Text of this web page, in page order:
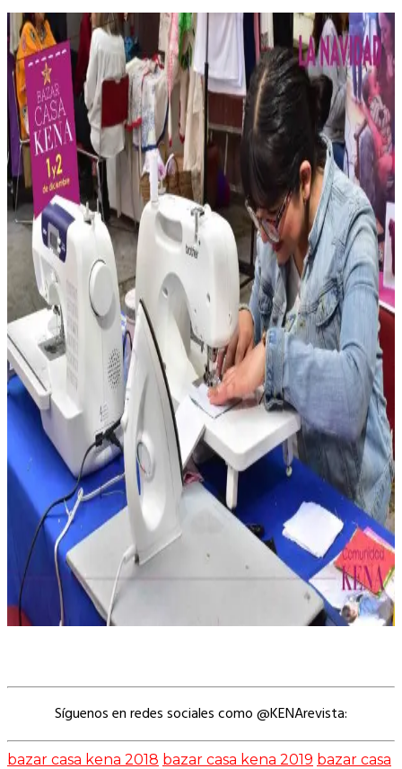
Síguenos en redes sociales como @KENArevista:
bazar casa kena 2018 bazar casa kena 2019 bazar casa